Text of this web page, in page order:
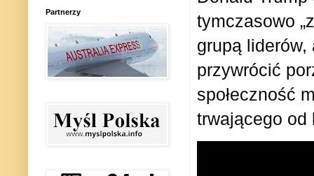
tymczasowo
grupą
przywrócić
społeczność
trwającego od
Partnerzy